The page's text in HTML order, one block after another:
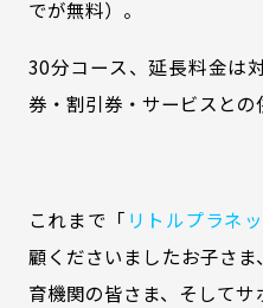
でが無料）。
30分コース、延長料金は
券・割引券・サービスとの
これまで「 リトルプラネ
顧くださいましたお子さ
育機関の皆さま、そして